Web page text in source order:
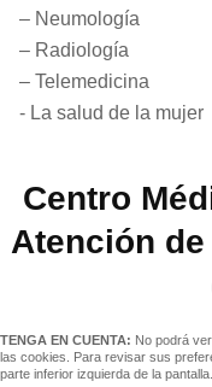
– Neumología
– Radiología
– Telemedicina
- La salud de la mujer
Centro
Atención
TENGA EN CUENTA: No podrá
las cookies. Para revisar sus
parte inferior izquierda de la pantalla.